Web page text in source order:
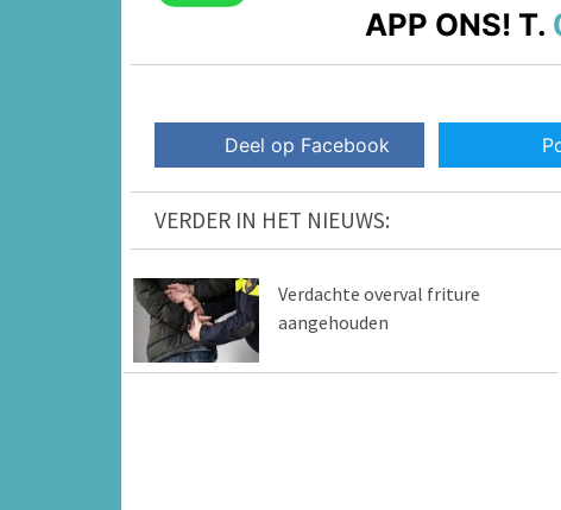
APP ONS! T.
Deel op Facebook
VERDER IN HET NIEUWS:
Verdachte overval friture
aangehouden